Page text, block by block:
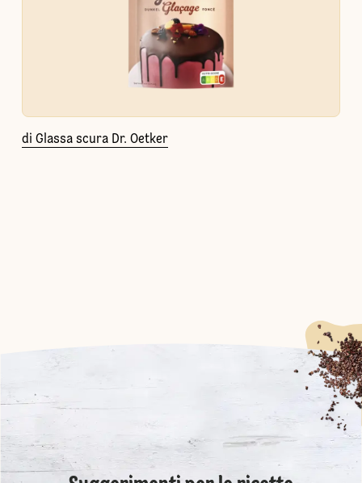
di Glassa scura Dr. Oetker